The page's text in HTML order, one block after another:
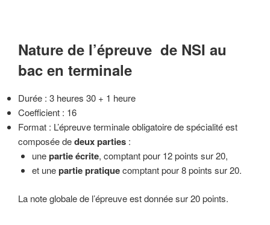
Nature de l’épreuve de NSI au
bac en terminale
Durée : 3 heures 30 + 1 heure
Coefficient : 16
Format : L’épreuve terminale obligatoire de spécialité est
composée dedeux parties :
unepartie écrite, comptant pour 12 points sur 20,
et unepartie pratiquecomptant pour 8 points sur 20.
La note globale de l’épreuve est donnée sur 20 points.